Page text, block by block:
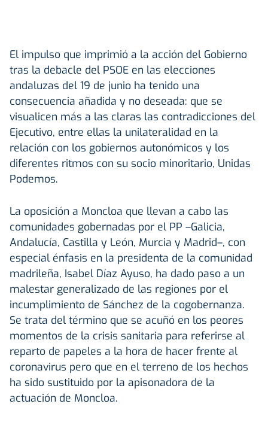
El impulso que imprimió a la acción del Gobierno
tras la debacle del PSOE en las elecciones
andaluzas del 19 de junio ha tenido una
consecuencia añadida y no deseada: que se
visualicen más a las claras las contradicciones del
Ejecutivo, entre ellas la unilateralidad en la
relación con los gobiernos autonómicos y los
diferentes ritmos con su socio minoritario, Unidas
Podemos.
La oposición a Moncloa que llevan a cabo las
comunidades gobernadas por el PP –Galicia,
Andalucía, Castilla y León, Murcia y Madrid–, con
especial énfasis en la presidenta de la comunidad
madrileña, Isabel Díaz Ayuso, ha dado paso a un
malestar generalizado de las regiones por el
incumplimiento de Sánchez de la cogobernanza.
Se trata del término que se acuñó en los peores
momentos de la crisis sanitaria para referirse al
reparto de papeles a la hora de hacer frente al
coronavirus pero que en el terreno de los hechos
ha sido sustituido por la apisonadora de la
actuación de Moncloa.